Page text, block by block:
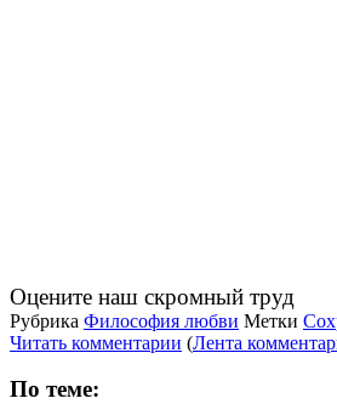
Оцените наш скромный труд
Рубрика Философия любви Метки
Читать комментарии (Лента
По теме: